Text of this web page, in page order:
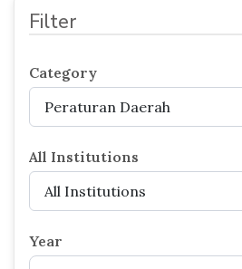
Filter
Category
Peraturan Daerah
All Institutions
All Institutions
Year